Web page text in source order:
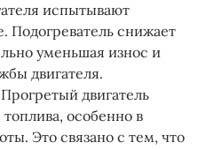
испытывают
Подогреватель снижает
уменьшая износ и
двигателя.
Прогретый двигатель
особенно в
Это связано с тем, что